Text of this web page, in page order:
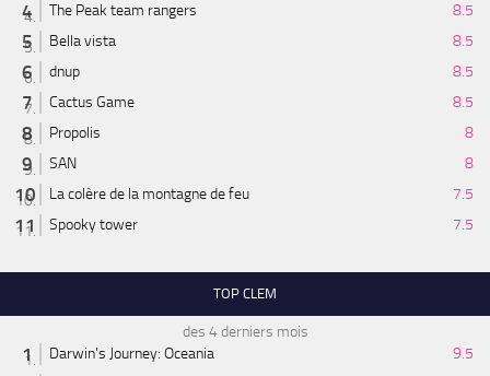
The Peak team rangers
8.5
Bella vista
8.5
dnup
8.5
Cactus Game
8.5
Propolis
8
SAN
8
La colère de la montagne de feu
7.5
Spooky tower
7.5
TOP CLEM
des 4 derniers mois
Darwin's Journey: Oceania
9.5